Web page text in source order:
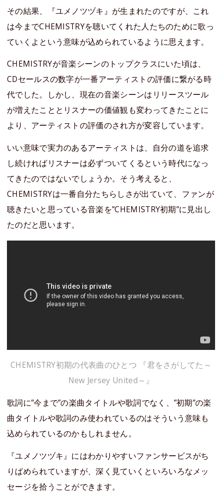
その結果、『ユメノツヅキ』が生まれたのですが、これ
は今までCHEMISTRYを聴いてくれた人たちのために歌っ
ていくよという意味が込められているように思えます。
CHEMISTRYが音楽シーンのトップクラスにいた頃は、
CDセールスの数字が一番アーティストの評価に繋がる時
代でした。しかし、現在の音楽シーンはリリースツール
が増えたこととリスナーの価値観も変わってきたことに
より、アーティストの評価のされ方が変容しています。
いい意味で実力のあるアーティストは、自分の道を追求
し続ければリスナーは必ずついてくるという時代になっ
てきたのではないでしょうか。そう考えると、
CHEMISTRYは一番自分たちらしさが出ていて、ファンが
聴きたいと思っている音楽を”CHEMISTRY初期”に見出し
たのだと思います。
CHEMISTRY初期の代表曲のひとつ 『君をさがしてた～
New Jersey United～』
歌詞に”今まで”の楽曲タイトルや歌詞でなく、”初期”の楽
曲タイトルや歌詞のみ使われているのはそういう意味も
込められているのかもしれません。
『ユメノツヅキ』にはわかりやすいファンサービスがち
りばめられていますが、深く見ていくといろいろなメッ
セージを拾うことができます。